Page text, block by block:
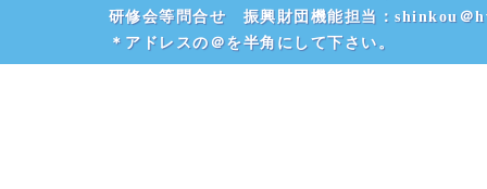
研修会等問合せ 振興財団機能担当：
＊アドレスの＠を半角にして下さい。